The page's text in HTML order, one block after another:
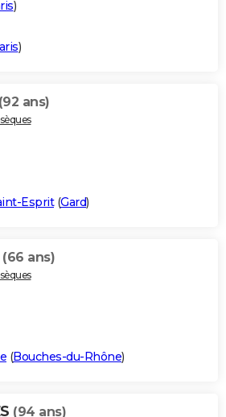
)
)
(92 ans)
Esprit(Gard)
(66 ans)
(Bouches-du-Rhône)
(94 ans)